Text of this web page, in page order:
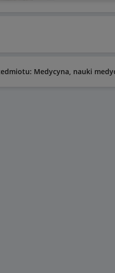
Medycyna, nauki